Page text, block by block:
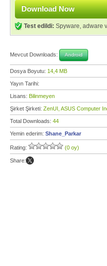
Download Now
Test edildi: Spyware, adware
Mevcut Downloads: Android
Dosya Boyutu: 14,4 MB
Yayın Tarihi:
Lisans: Bilinmeyen
Şirket Şirketi: ZenUI, ASUS Computer
Total Downloads: 44
Yemin ederim: Shane_Parkar
Rating: (0 oy)
Share: